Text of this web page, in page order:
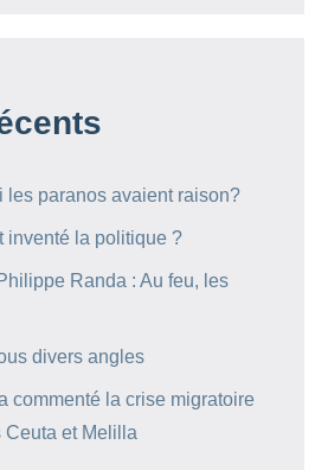
les paranos avaient raison?
inventé la politique ?
Randa : Au feu, les
divers angles
commenté la crise migratoire
et Melilla